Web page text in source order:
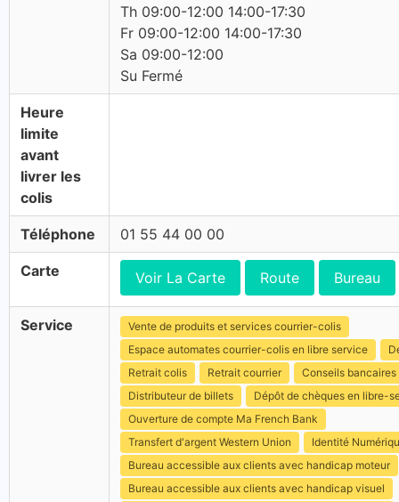
Th 09:00-12:00 14:00-17:30
Fr 09:00-12:00 14:00-17:30
Sa 09:00-12:00
Su Fermé
Heure
limite
avant
livrer les
colis
Téléphone 01 55 44 00 00
Carte Voir La Carte Route Bureau
Service
Vente de produits et services courrier-colis
Espace automates courrier-colis en libre service
Retrait colis
Retrait courrier
Conseils bancaires
Distributeur de billets
Dépôt de chèques en libre-
Ouverture de compte Ma French Bank
Transfert d'argent Western Union
Identité
Bureau accessible aux clients avec handicap moteur
Bureau accessible aux clients avec handicap visuel